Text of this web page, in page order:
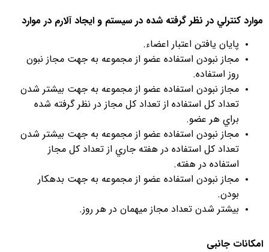
موارد کنترلي در نظر گرفته شده در سيستم و ايجاد آلارم در موارد
پايان يافتن اعتبار اعضاء.
مجاز نبودن استفاده عضو از مجموعه به جهت مجاز نبون
روز استفاده.
مجاز نبودن استفاده عضو از مجموعه به جهت بيشتر شدن
تعداد کل استفاده از تعداد کل مجاز در نظر گرفته شده
براي هر عضو.
مجاز نبودن استفاده عضو از مجموعه به جهت بيشتر شدن
تعداد کل استفاده در هفته جاري از تعداد کل مجاز
استفاده در هفته.
مجاز نبودن استفاده عضو از مجموعه به جهت بدهکار
بودن.
بيشتر شدن تعداد مجاز ميهمان در هر روز.
امکانات جانبی